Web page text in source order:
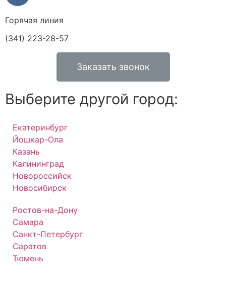
Горячая линия
(341) 223-28-57
Заказать звонок
Выберите другой город:
Екатеринбург
Йошкар-Ола
Казань
Калининград
Новороссийск
Новосибирск
Ростов-на-Дону
Самара
Санкт-Петербург
Саратов
Тюмень